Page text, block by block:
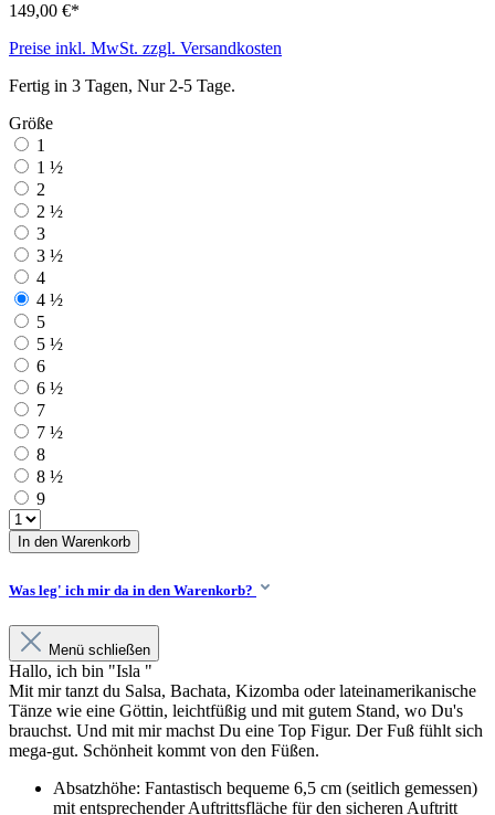
149,00 €*
Preise inkl. MwSt. zzgl. Versandkosten
Fertig in 3 Tagen, Nur 2-5 Tage.
Größe
1
1 ½
2
2 ½
3
3 ½
4
4 ½
5
5 ½
6
6 ½
7
7 ½
8
8 ½
9
In den Warenkorb
Was leg' ich mir da in den Warenkorb?
Menü schließen
Hallo, ich bin "Isla "
Mit mir tanzt du Salsa, Bachata, Kizomba oder lateinamerikanische
Tänze wie eine Göttin, leichtfüßig und mit gutem Stand, wo Du's
brauchst. Und mit mir machst Du eine Top Figur. Der Fuß fühlt sich
mega-gut. Schönheit kommt von den Füßen.
Absatzhöhe: Fantastisch bequeme 6,5 cm (seitlich gemessen)
mit entsprechender Auftrittsfläche für den sicheren Auftritt